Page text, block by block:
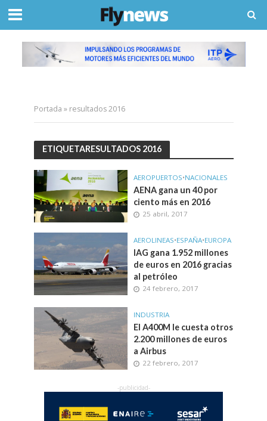
Portada » resultados 2016
ETIQUETARESULTADOS 2016
AEROPUERTOS•NACIONALES
AENA gana un 40 por
ciento más en 2016
25 abril, 2017
AEROLINEAS•ESPAÑA•EUROPA
IAG gana 1.952 millones
de euros en 2016 gracias
al petróleo
24 febrero, 2017
INDUSTRIA
El A400M le cuesta otros
2.200 millones de euros
a Airbus
22 febrero, 2017